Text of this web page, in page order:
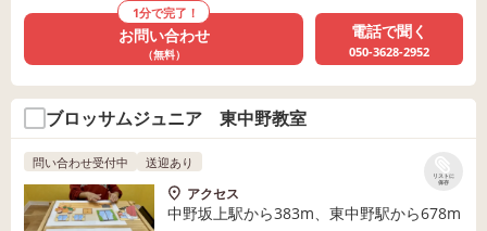
1分で完了！
お問い合わせ
（無料）
電話で聞く
050-3628-2952
ブロッサムジュニア 東中野教室
リストに
保存
問い合わせ受付中 送迎あり
アクセス
中野坂上駅から383m、東中野駅から678m